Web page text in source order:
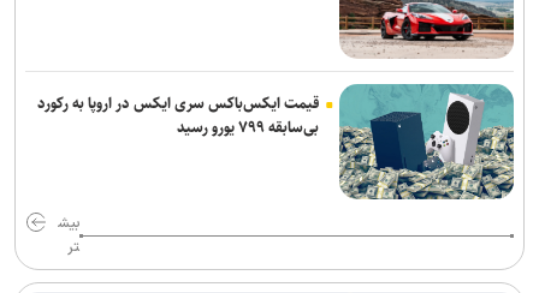
قیمت ایکس‌باکس سری ایکس در اروپا به رکورد
بی‌سابقه ۷۹۹ یورو رسید
بیش
تر